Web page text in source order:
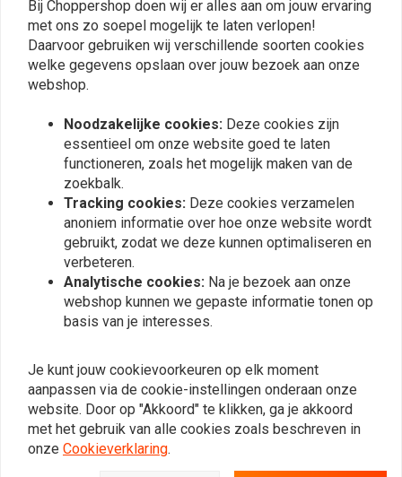
Plaats ook een review
Vergelijkbare producten
€13,84 €31,99
Bij Choppershop doen wij er alles aan om jouw ervaring
met ons zo soepel mogelijk te laten verlopen!
Daarvoor gebruiken wij verschillende soorten cookies
welke gegevens opslaan over jouw bezoek aan onze
webshop.
Noodzakelijke cookies: Deze cookies zijn
essentieel om onze website goed te laten
functioneren, zoals het mogelijk maken van de
zoekbalk.
Tracking cookies: Deze cookies verzamelen
anoniem informatie over hoe onze website wordt
gebruikt, zodat we deze kunnen optimaliseren en
verbeteren.
Analytische cookies: Na je bezoek aan onze
webshop kunnen we gepaste informatie tonen op
basis van je interesses.
Je kunt jouw cookievoorkeuren op elk moment
aanpassen via de cookie-instellingen onderaan onze
website. Door op "Akkoord" te klikken, ga je akkoord
met het gebruik van alle cookies zoals beschreven in
onze Cookieverklaring.